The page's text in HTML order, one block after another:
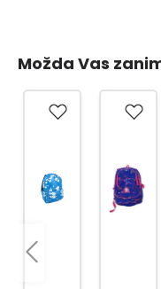
Možda Vas